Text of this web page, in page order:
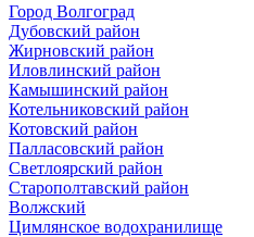
Город Волгоград
Дубовский район
Жирновский район
Иловлинский район
Камышинский район
Котельниковский район
Котовский район
Палласовский район
Светлоярский район
Старополтавский район
Волжский
Цимлянское водохранилище